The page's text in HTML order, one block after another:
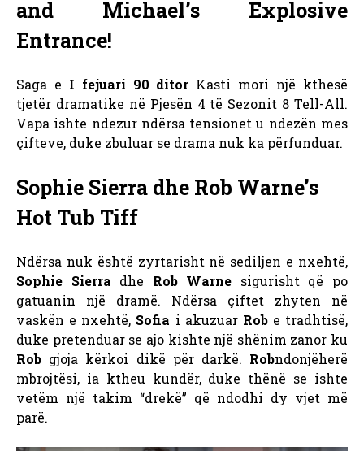
and Michael’s Explosive
Entrance!
Saga e I fejuari 90 ditor Kasti mori një kthesë
tjetër dramatike në Pjesën 4 të Sezonit 8 Tell-All.
Vapa ishte ndezur ndërsa tensionet u ndezën mes
çifteve, duke zbuluar se drama nuk ka përfunduar.
Sophie Sierra dhe Rob Warne’s
Hot Tub Tiff
Ndërsa nuk është zyrtarisht në sediljen e nxehtë,
Sophie Sierra dhe Rob Warne sigurisht që po
gatuanin një dramë. Ndërsa çiftet zhyten në
vaskën e nxehtë, Sofia i akuzuar Robe tradhtisë,
duke pretenduar se ajo kishte një shënim zanor ku
Rob gjoja kërkoi dikë për darkë. Robndonjëherë
mbrojtësi, ia ktheu kundër, duke thënë se ishte
vetëm një takim “drekë” që ndodhi dy vjet më
parë.